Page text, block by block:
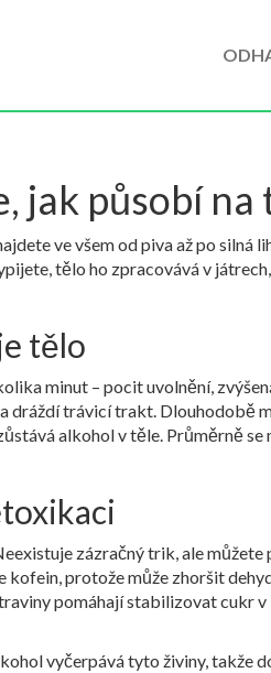
jak působí
ve všem od piva až po silná
tělo ho zpracovává v
tělo
minut – pocit uvolnění,
dráždí trávicí trakt. Dlouhodobě
alkohol v těle. Průměrně
zázračný trik, ale
protože může zhoršit
pomáhají stabilizovat cukr
vyčerpává tyto živiny, takže